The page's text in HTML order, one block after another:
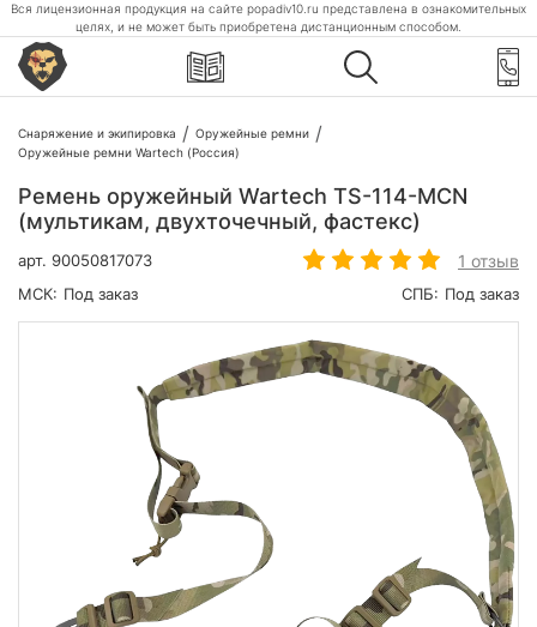
Вся лицензионная продукция на сайте popadiv10.ru представлена в ознакомительных
целях, и не может быть приобретена дистанционным способом.
Снаряжение и экипировка
Оружейные ремни
Оружейные ремни Wartech (Россия)
Ремень оружейный Wartech TS-114-MCN
(мультикам, двухточечный, фастекс)
арт. 90050817073 1 отзыв
МСК: Под заказ СПБ: Под заказ